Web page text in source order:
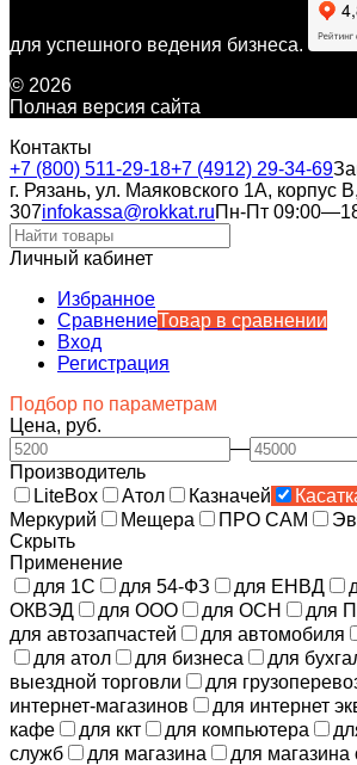
для успешного ведения бизнеса.
© 2026
Полная версия сайта
Контакты
+7 (800) 511-29-18+7 (4912) 29-34-69
г. Рязань, ул. Маяковского 1А, корпус
307infokassa@rokkat.ruПн-Пт
Личный кабинет
Избранное
СравнениеТовар в сравнении
Вход
Регистрация
Подбор по параметрам
Цена, руб.
—
Производитель
LiteBox
Атол Казначей
Меркурий
Мещера ПРО САМ
Скрыть
Применение
для 1С
для 54-ФЗ для ЕНВД
ОКВЭД
для ООО для ОСН для
для автозапчастей
для автомобиля
для атол
для бизнеса для
выездной торговли
для
интернет-магазинов
для интернет
кафе
для ккт для компьютера
служб
для магазина для